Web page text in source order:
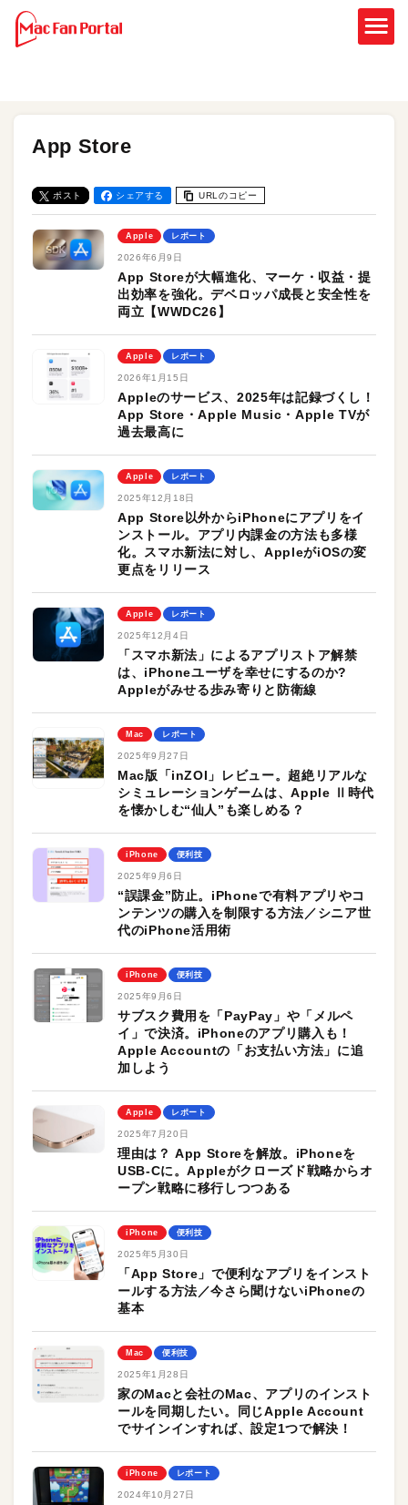
App Store
ポスト シェアする URLのコピー
Apple レポート
2026年6月9日
App Storeが大幅進化、マーケ・収益・提
出効率を強化。デベロッパ成長と安全性を
両立【WWDC26】
Apple レポート
2026年1月15日
Appleのサービス、2025年は記録づくし！
App Store・Apple Music・Apple TVが
過去最高に
Apple レポート
2025年12月18日
App Store以外からiPhoneにアプリをイ
ンストール。アプリ内課金の方法も多様
化。スマホ新法に対し、AppleがiOSの変
更点をリリース
Apple レポート
2025年12月4日
「スマホ新法」によるアプリストア解禁
は、iPhoneユーザを幸せにするのか?
Appleがみせる歩み寄りと防衛線
Mac レポート
2025年9月27日
Mac版「inZOI」レビュー。超絶リアルな
シミュレーションゲームは、Apple Ⅱ時代
を懐かしむ“仙人”も楽しめる？
iPhone 便利技
2025年9月6日
“誤課金”防止。iPhoneで有料アプリやコ
ンテンツの購入を制限する方法／シニア世
代のiPhone活用術
iPhone 便利技
2025年9月6日
サブスク費用を「PayPay」や「メルペ
イ」で決済。iPhoneのアプリ購入も！
Apple Accountの「お支払い方法」に追
加しよう
Apple レポート
2025年7月20日
理由は？ App Storeを解放。iPhoneを
USB-Cに。Appleがクローズド戦略からオ
ープン戦略に移行しつつある
iPhone 便利技
2025年5月30日
「App Store」で便利なアプリをインスト
ールする方法／今さら聞けないiPhoneの
基本
Mac 便利技
2025年1月28日
家のMacと会社のMac、アプリのインスト
ールを同期したい。同じApple Account
でサインインすれば、設定1つで解決！
iPhone レポート
2024年10月27日